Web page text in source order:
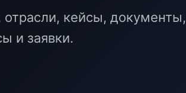
отрасли, кейсы, документы,
и заявки.